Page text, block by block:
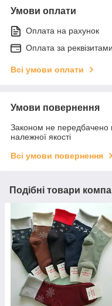
Умови оплати
Оплата на рахунок
Оплата за реквізитами
Всі умови оплати
Умови повернення
Законом не передбачено
належної якості
Всі умови повернення
Подібні товари